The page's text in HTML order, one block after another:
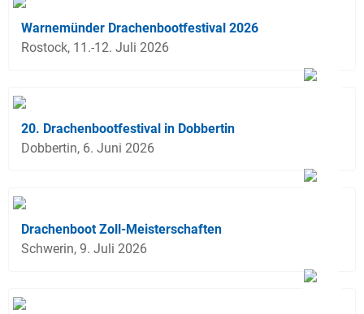
Warnemünder Drachenbootfestival 2026
Rostock, 11.-12. Juli 2026
20. Drachenbootfestival in Dobbertin
Dobbertin, 6. Juni 2026
Drachenboot Zoll-Meisterschaften
Schwerin, 9. Juli 2026